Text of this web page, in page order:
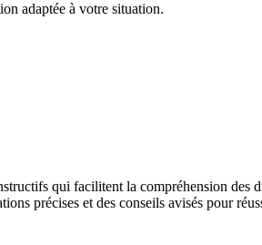
adaptée à votre situation.
qui facilitent la compréhension des
précises et des conseils avisés pour